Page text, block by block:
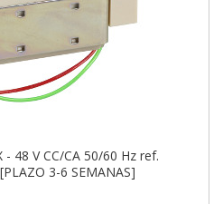
48 V CC/CA 50/60 Hz ref.
3-6 SEMANAS]